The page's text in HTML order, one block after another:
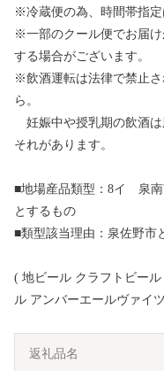
※冷蔵便の為、時間帯指定
※一部のクール便でお届
する場合がございます。
※飲酒運転は法律で禁止
ら。
妊娠中や授乳期の飲酒は
それがあります。
■地場産品類型：8イ 泉南
とするもの
■類型該当理由：泉佐野市
( 地ビール クラフトビー
ル アンバーエールヴァイ
返礼品名